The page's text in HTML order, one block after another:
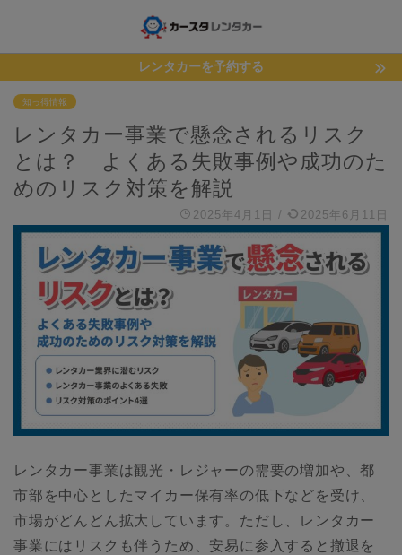
レンタカーを予約する
知っ得情報
レンタカー事業で懸念されるリスク
とは？ よくある失敗事例や成功のた
めのリスク対策を解説
2025年4月1日 / 2025年6月11日
レンタカー事業は観光・レジャーの需要の増加や、都
市部を中心としたマイカー保有率の低下などを受け、
市場がどんどん拡大しています。ただし、レンタカー
事業にはリスクも伴うため、安易に参入すると撤退を